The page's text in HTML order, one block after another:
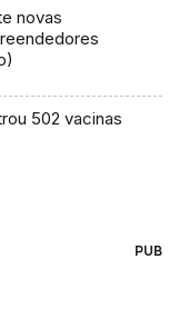
novas
502 vacinas
PUB